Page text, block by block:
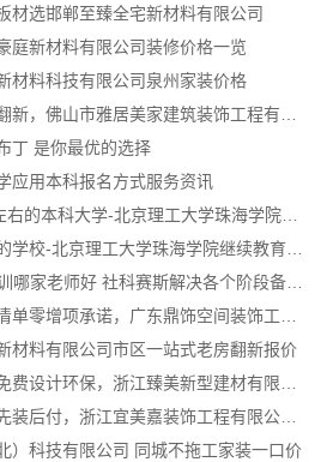
材选邯郸至臻全宅新材料有限公司
庭新材料有限公司装修价格一览
材料科技有限公司泉州家装价格
丁 是你最优的选择
应用本科报名方式服务资讯
广东省100分左右的本科大学-北京理工大学珠海学院继教院
广东低分录取的学校-北京理工大学珠海学院继续教育学院
大连MPAcc培训哪家老师好 社科赛斯解决各个阶段备考需求
材料有限公司市区一站式老房翻新报价
剡湖房子装修先装后付，浙江宜美嘉装饰工程有限公司放心之选
）科技有限公司 同城不拖工家装一口价